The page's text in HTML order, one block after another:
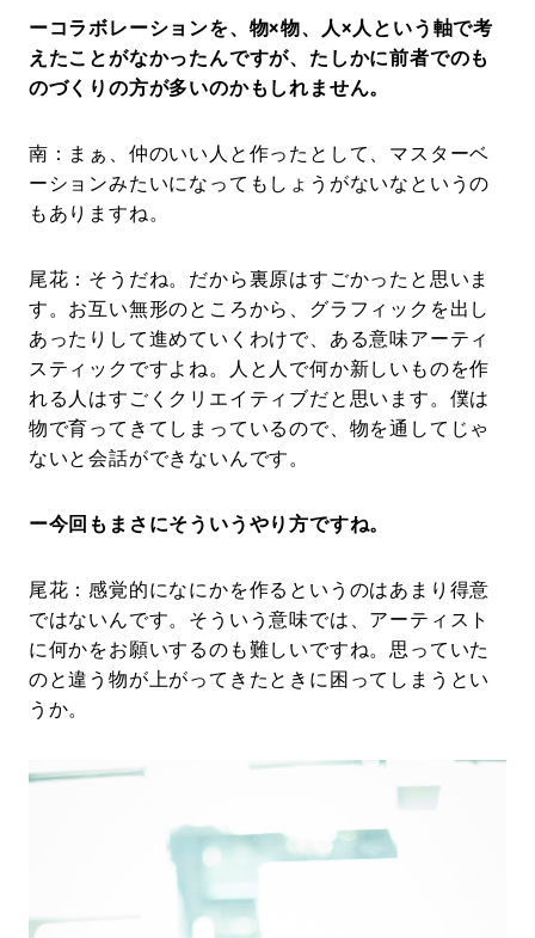
ーコラボレーションを、物×物、人×人という軸で考
えたことがなかったんですが、たしかに前者でのも
のづくりの方が多いのかもしれません。
南：まぁ、仲のいい人と作ったとして、マスターベ
ーションみたいになってもしょうがないなというの
もありますね。
尾花：そうだね。だから裏原はすごかったと思いま
す。お互い無形のところから、グラフィックを出し
あったりして進めていくわけで、ある意味アーティ
スティックですよね。人と人で何か新しいものを作
れる人はすごくクリエイティブだと思います。僕は
物で育ってきてしまっているので、物を通してじゃ
ないと会話ができないんです。
ー今回もまさにそういうやり方ですね。
尾花：感覚的になにかを作るというのはあまり得意
ではないんです。そういう意味では、アーティスト
に何かをお願いするのも難しいですね。思っていた
のと違う物が上がってきたときに困ってしまうとい
うか。